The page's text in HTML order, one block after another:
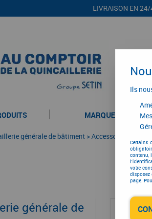
LIVRAISON EN 24/
MARQUES
générale de bâtiment >Accessoires pour la
générale de
Ils
Certains
contenu,
votre
disposez
page.